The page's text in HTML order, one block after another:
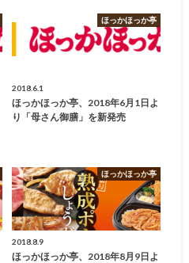
ほっかほっか亭
2018.6.1
ほっかほっか亭、2018年6月1日よ
り「母さん御膳」を新発売
ほっかほっか亭
2018.8.9
ほっかほっか亭、2018年8月9日よ